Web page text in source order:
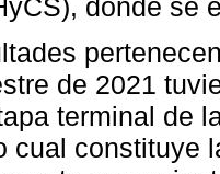
de 2021
terminal de
cual constituye